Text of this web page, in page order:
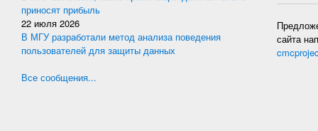
приносят прибыль
22 июля 2026
В МГУ разработали метод анализа поведения
пользователей для защиты данных
Все сообщения...
сайта